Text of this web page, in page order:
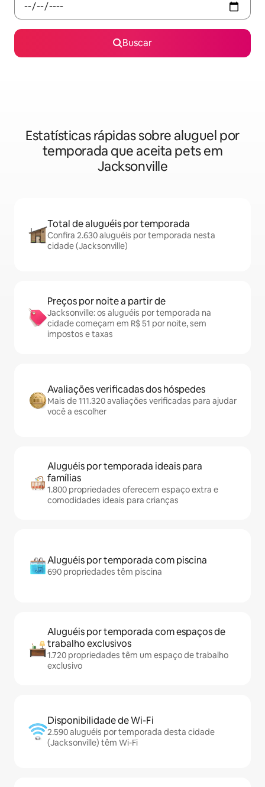
Buscar
Estatísticas rápidas sobre aluguel por
temporada que aceita pets em
Jacksonville
Total de aluguéis por temporada
Confira 2.630 aluguéis por temporada nesta
cidade (Jacksonville)
Preços por noite a partir de
Jacksonville: os aluguéis por temporada na
cidade começam em R$ 51 por noite, sem
impostos e taxas
Avaliações verificadas dos hóspedes
Mais de 111.320 avaliações verificadas para ajudar
você a escolher
Aluguéis por temporada ideais para
famílias
1.800 propriedades oferecem espaço extra e
comodidades ideais para crianças
Aluguéis por temporada com piscina
690 propriedades têm piscina
Aluguéis por temporada com espaços de
trabalho exclusivos
1.720 propriedades têm um espaço de trabalho
exclusivo
Disponibilidade de Wi-Fi
2.590 aluguéis por temporada desta cidade
(Jacksonville) têm Wi-Fi